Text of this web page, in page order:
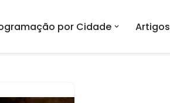
por Cidade Artigos